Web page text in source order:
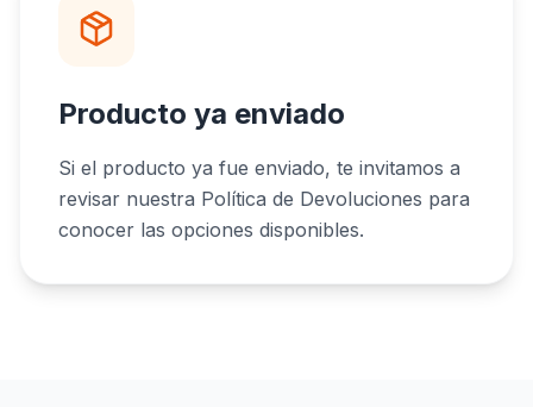
Producto ya enviado
Si el producto ya fue enviado, te invitamos a
revisar nuestra Política de Devoluciones para
conocer las opciones disponibles.